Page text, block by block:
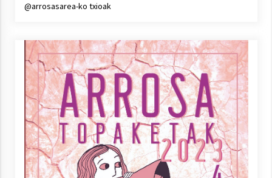
@arrosasarea-ko txioak